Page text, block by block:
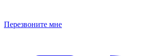
Перезвоните мне